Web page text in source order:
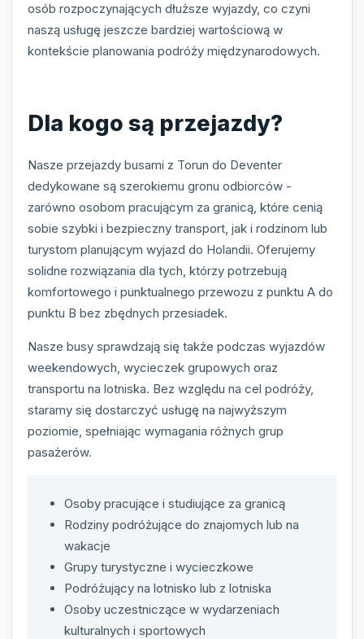
osób rozpoczynających dłuższe wyjazdy, co czyni
naszą usługę jeszcze bardziej wartościową w
kontekście planowania podróży międzynarodowych.
Dla kogo są przejazdy?
Nasze przejazdy busami z Torun do Deventer
dedykowane są szerokiemu gronu odbiorców -
zarówno osobom pracującym za granicą, które cenią
sobie szybki i bezpieczny transport, jak i rodzinom lub
turystom planującym wyjazd do Holandii. Oferujemy
solidne rozwiązania dla tych, którzy potrzebują
komfortowego i punktualnego przewozu z punktu A do
punktu B bez zbędnych przesiadek.
Nasze busy sprawdzają się także podczas wyjazdów
weekendowych, wycieczek grupowych oraz
transportu na lotniska. Bez względu na cel podróży,
staramy się dostarczyć usługę na najwyższym
poziomie, spełniając wymagania różnych grup
pasażerów.
Osoby pracujące i studiujące za granicą
Rodziny podróżujące do znajomych lub na
wakacje
Grupy turystyczne i wycieczkowe
Podróżujący na lotnisko lub z lotniska
Osoby uczestniczące w wydarzeniach
kulturalnych i sportowych